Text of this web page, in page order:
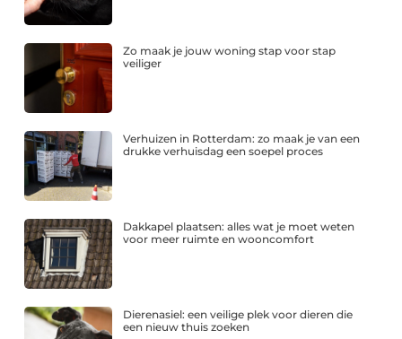
Zo maak je jouw woning stap voor stap
veiliger
Verhuizen in Rotterdam: zo maak je van een
drukke verhuisdag een soepel proces
Dakkapel plaatsen: alles wat je moet weten
voor meer ruimte en wooncomfort
Dierenasiel: een veilige plek voor dieren die
een nieuw thuis zoeken